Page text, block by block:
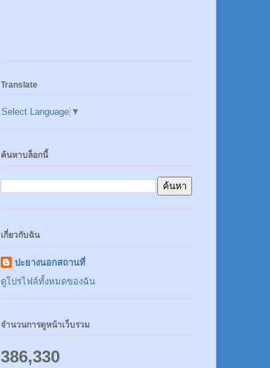
Translate
Select Language ▼
ค้นหาบล็อกนี้
เกี่ยวกับฉัน
ปะยางนอกสถานที่
ดูโปรไฟล์ทั้งหมดของฉัน
จำนวนการดูหน้าเว็บรวม
386,330